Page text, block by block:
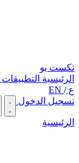
تكست يو
الرئيسية التطبيقات
ع/
تسجيل الدخول
الرئيسية